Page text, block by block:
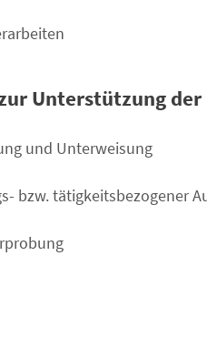
Unterstützung
und Unterweisung
bzw. tätigkeitsbezogener